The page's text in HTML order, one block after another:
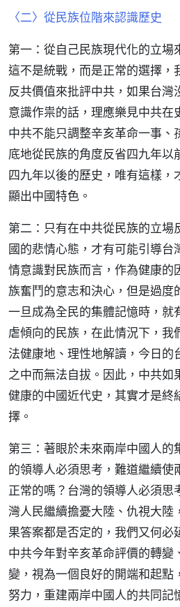
〈二〉從民族位階來認識歷史
第一：從自己民族現代化的立場
這不是統戰，而是正常的選擇，
反共價值來批評中共，如果台灣
意識作祟的話，理應樂見中共在
中共不能只調整辛亥革命一事、
底地從民族的角度反省四九年以
四九年以後的歷史，唯有這樣，
顯出中國特色。
第二：只有在中共從民族的立場
國的悲情心態，才有可能引導台
情意識對民族而言，作為健康的
族奮鬥的意志和決心，但是過度
一旦成為全民的集體記憶時，就
虐傾向的民族，在此情況下，我
法健康地、理性地解讀，今日的
之中而無法自拔。因此，中共如
健康的中國近代史，其實才是終
擇。
第三：著眼於未來兩岸中國人的
的領導人必須思考，難道繼續使
正常的嗎？台灣的領導人必須思
灣人民繼續擔憂大陸、仇視大陸
果答案都是否定的，我們又何必
中共今年對辛亥革命評價的轉變
變，視為一個良好的開端和起點
努力，重建兩岸中國人的共同記